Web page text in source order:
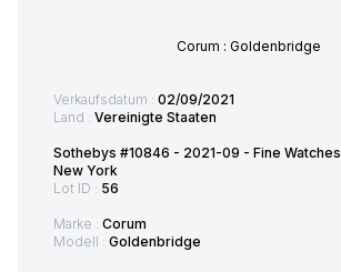
Corum : Goldenbridge
Verkaufsdatum : 02/09/2021
Land : Vereinigte Staaten
Sothebys #10846 - 2021-09 - Fine Watches
New York
Lot ID : 56
Marke : Corum
Modell : Goldenbridge